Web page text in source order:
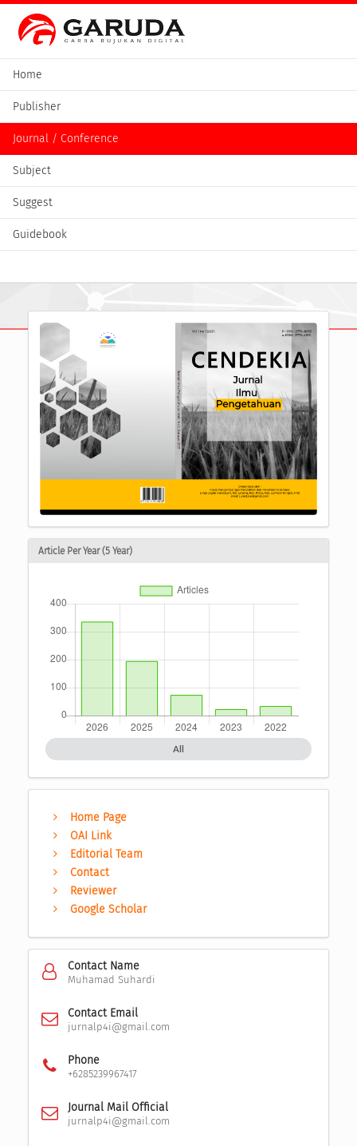
Home
Publisher
Journal / Conference
Subject
Suggest
Guidebook
Article Per Year (5 Year)
All
Home Page
OAI Link
Editorial Team
Contact
Reviewer
Google Scholar
Contact Name
Muhamad Suhardi
Contact Email
jurnalp4i@gmail.com
Phone
+6285239967417
Journal Mail Official
jurnalp4i@gmail.com